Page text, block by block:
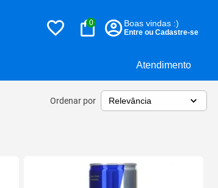
Atendimento
0 Boas vindas :)
Entre ou Cadastre-se
Ordenar por